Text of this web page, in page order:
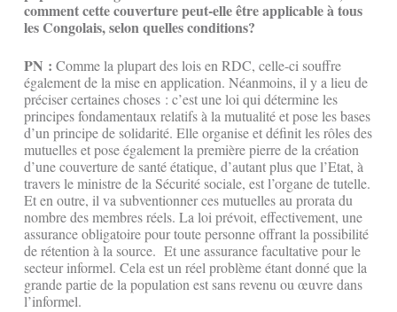
comment cette couverture peut-elle être applicable à tous
les Congolais, selon quelles conditions?
PN : Comme la plupart des lois en RDC, celle-ci souffre
également de la mise en application. Néanmoins, il y a lieu de
préciser certaines choses : c’est une loi qui détermine les
principes fondamentaux relatifs à la mutualité et pose les bases
d’un principe de solidarité. Elle organise et définit les rôles des
mutuelles et pose également la première pierre de la création
d’une couverture de santé étatique, d’autant plus que l’Etat, à
travers le ministre de la Sécurité sociale, est l’organe de tutelle.
Et en outre, il va subventionner ces mutuelles au prorata du
nombre des membres réels. La loi prévoit, effectivement, une
assurance obligatoire pour toute personne offrant la possibilité
de rétention à la source. Et une assurance facultative pour le
secteur informel. Cela est un réel problème étant donné que la
grande partie de la population est sans revenu ou œuvre dans
l’informel.